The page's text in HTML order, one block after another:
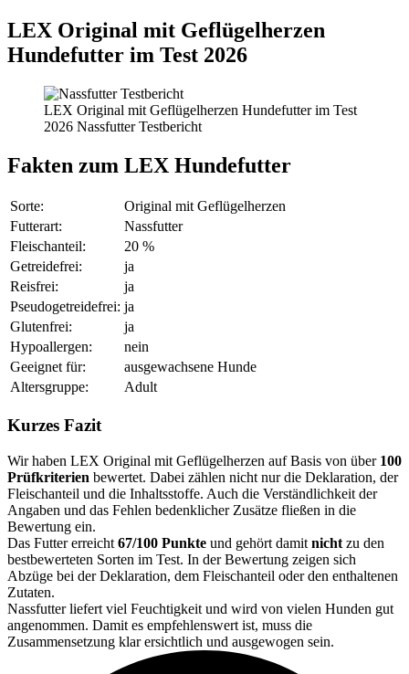
LEX Original mit Geflügelherzen
Hundefutter im Test 2026
LEX Original mit Geflügelherzen Hundefutter im Test
2026 Nassfutter Testbericht
Fakten zum LEX Hundefutter
Sorte:
Original mit Geflügelherzen
Futterart:
Nassfutter
Fleischanteil:
20 %
Getreidefrei:
ja
Reisfrei:
ja
Pseudogetreidefrei: ja
Glutenfrei:
ja
Hypoallergen:
nein
Geeignet für:
ausgewachsene Hunde
Altersgruppe:
Adult
Kurzes Fazit
Wir haben LEX Original mit Geflügelherzen auf Basis von über 100
Prüfkriterien bewertet. Dabei zählen nicht nur die Deklaration, der
Fleischanteil und die Inhaltsstoffe. Auch die Verständlichkeit der
Angaben und das Fehlen bedenklicher Zusätze fließen in die
Bewertung ein.
Das Futter erreicht 67/100 Punkte und gehört damit nicht zu den
bestbewerteten Sorten im Test. In der Bewertung zeigen sich
Abzüge bei der Deklaration, dem Fleischanteil oder den enthaltenen
Zutaten.
Nassfutter liefert viel Feuchtigkeit und wird von vielen Hunden gut
angenommen. Damit es empfehlenswert ist, muss die
Zusammensetzung klar ersichtlich und ausgewogen sein.